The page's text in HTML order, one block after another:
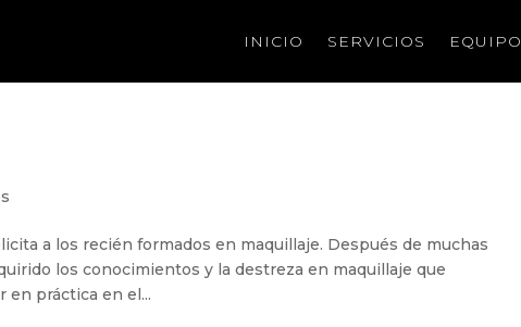
INICIO SERVICIOS EQUIPO
a los recién formados en maquillaje. Después de muchas
los conocimientos y la destreza en maquillaje que
en práctica en el...